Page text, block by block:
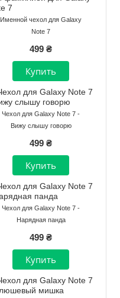
Именной чехол для Galaxy
Note 7
499 ₴
Чехол для Galaxy Note 7 -
Вижу слышу говорю
499 ₴
Чехол для Galaxy Note 7 -
Нарядная панда
499 ₴